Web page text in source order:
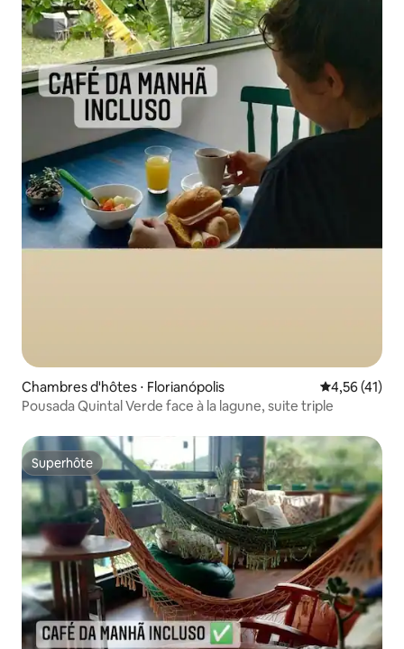
Chambres d'hôtes ⋅ Florianópolis Évaluation
4,56 (41)
Pousada Quintal Verde face à la lagune, suite triple
Superhôte
Superhôte